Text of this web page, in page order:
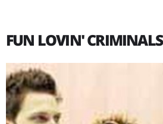
FUN LOVIN' CRIMINALS